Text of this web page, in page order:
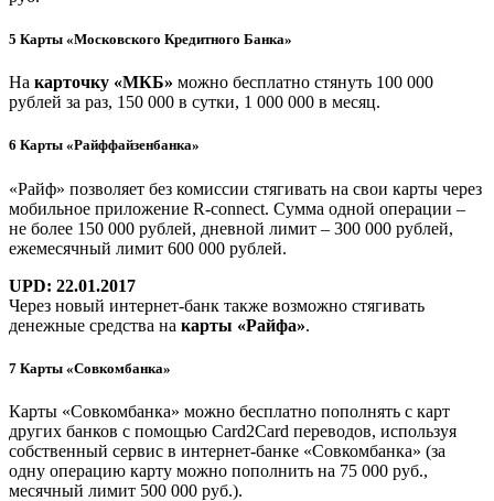
5 Карты «Московского Кредитного Банка»
На карточку «МКБ» можно бесплатно стянуть 100 000
рублей за раз, 150 000 в сутки, 1 000 000 в месяц.
6 Карты «Райффайзенбанка»
«Райф» позволяет без комиссии стягивать на свои карты через
мобильное приложение R-connect. Сумма одной операции –
не более 150 000 рублей, дневной лимит – 300 000 рублей,
ежемесячный лимит 600 000 рублей.
UPD: 22.01.2017
Через новый интернет-банк также возможно стягивать
денежные средства на карты «Райфа».
7 Карты «Совкомбанка»
Карты «Совкомбанка» можно бесплатно пополнять с карт
других банков с помощью Card2Card переводов, используя
собственный сервис в интернет-банке «Совкомбанка» (за
одну операцию карту можно пополнить на 75 000 руб.,
месячный лимит 500 000 руб.).